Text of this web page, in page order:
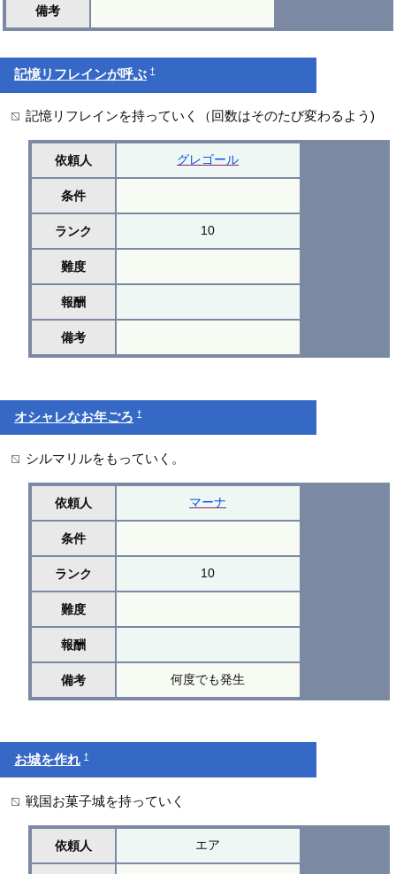
備考
記憶リフレインが呼ぶ †
記憶リフレインを持っていく（回数はそのたび変わるよう)
依頼人 グレゴール
条件
ランク 10
難度
報酬
備考
オシャレなお年ごろ †
シルマリルをもっていく。
依頼人 マーナ
条件
ランク 10
難度
報酬
備考 何度でも発生
お城を作れ †
戦国お菓子城を持っていく
依頼人 エア